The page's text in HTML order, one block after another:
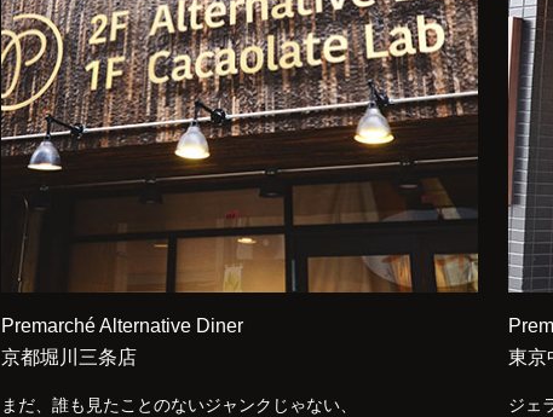
Premarché Alternative Diner
京都堀川三条店
まだ、誰も見たことのないジャンクじゃない、
東京
ジェ